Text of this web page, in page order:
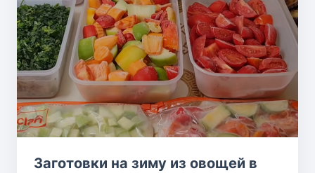
Заготовки на зиму из овощей в